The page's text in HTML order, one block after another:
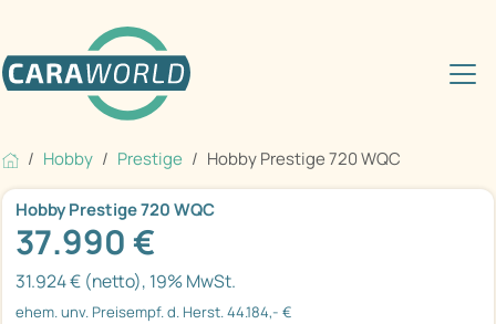
Hobby Prestige Hobby Prestige 720 WQC
Hobby Prestige 720 WQC
37.990 €
31.924 € (netto), 19% MwSt.
ehem. unv. Preisempf. d. Herst. 44.184,- €